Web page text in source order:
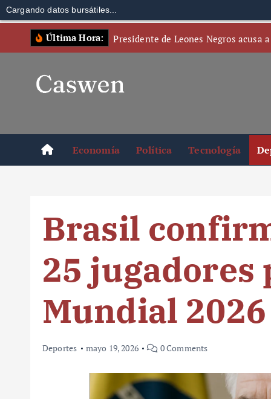
Cargando datos bursátiles...
Última Hora: Presidente de Leones Negros acusa
Economía Política Tecnología
Brasil
25 jugadores
Mundial 2026
Deportes mayo 19, 2026 0 Comments